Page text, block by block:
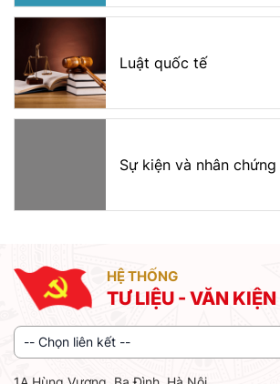
Luật quốc tế
Sự kiện và nhân chứng
HỆ THỐNG
TƯ LIỆU - VĂN
-- Chọn liên kết --